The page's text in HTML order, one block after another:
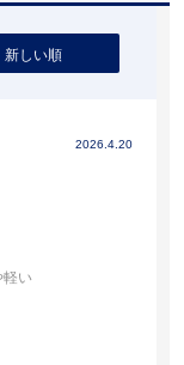
新しい順
2026.4.20
軽い